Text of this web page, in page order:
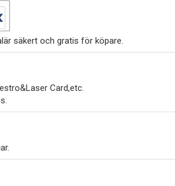
säkert och gratis för köpare.
Card,etc.